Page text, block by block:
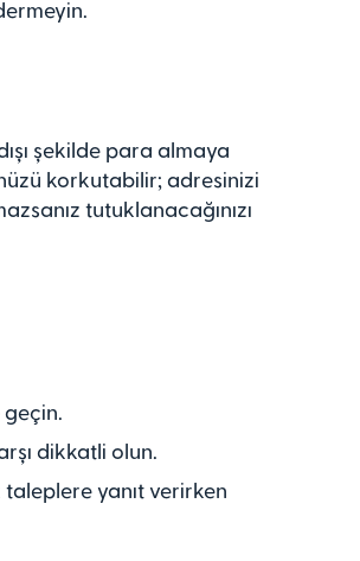
şekilde para almaya
korkutabilir; adresinizi
tutuklanacağınızı
dikkatli olun.
yanıt verirken